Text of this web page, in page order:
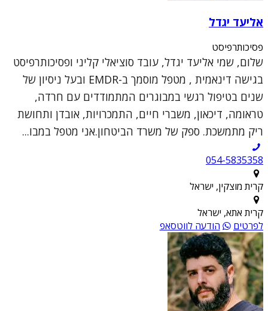
אליעד יגדל
פסיכותרפיסט
שלום, שמי אליעד יגדל, עובד סוציאלי קליני ופסיכותרפיסט
בגישה דינאמית , מטפל מוסמך ב-EMDR ובעל ניסיון של
שנים בטיפול רגשי במבוגרים המתמודדים עם חרדה,
טראומה, דיכאון, משברי חיים, התמכרויות, אובדן ותחושת
ריק מתמשכת. ספק של משרד הביטחון.אני מטפל במבו...
054-5835358
קרית מוצקין, ישראל
קרית אתא, ישראל
לפרטים
הודעה לווטסאפ